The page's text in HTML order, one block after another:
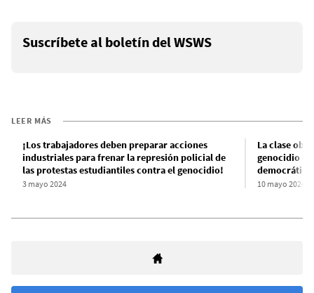
Suscríbete al boletín del WSWS
LEER MÁS
¡Los trabajadores deben preparar acciones
industriales para frenar la represión policial de
las protestas estudiantiles contra el genocidio!
3 mayo 2024
La clase
genocidio en
10 mayo 2024